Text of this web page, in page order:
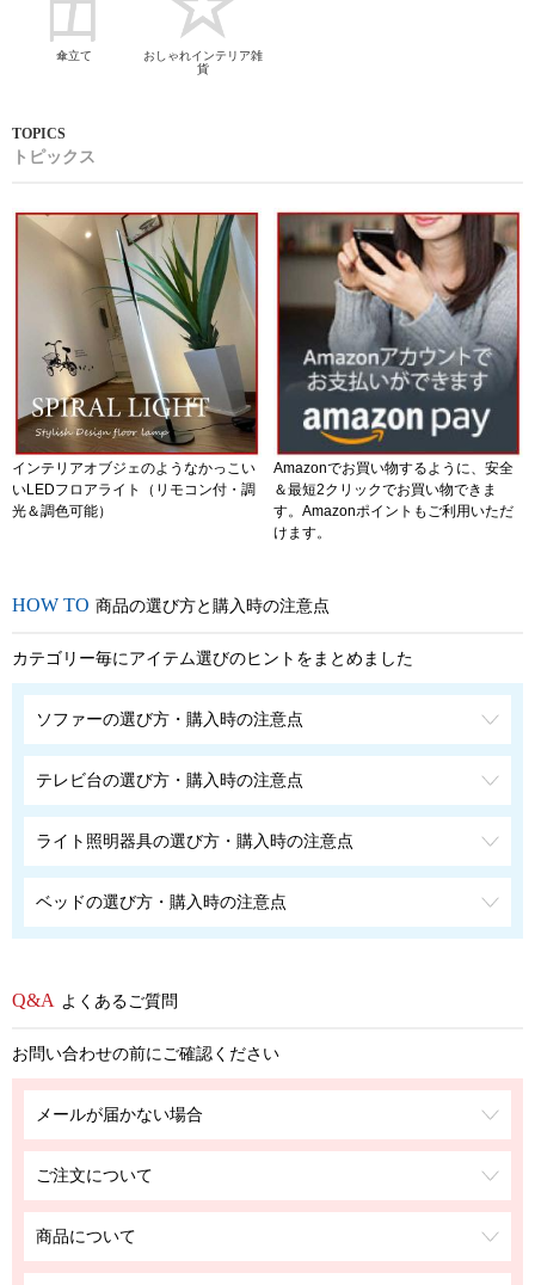
傘立て
おしゃれインテリア雑
貨
トピックス
インテリアオブジェのようなかっこい
いLEDフロアライト（リモコン付・調
光＆調色可能）
Amazonでお買い物するように、安全
＆最短2クリックでお買い物できま
す。Amazonポイントもご利用いただ
けます。
商品の選び方と購入時の注意点
カテゴリー毎にアイテム選びのヒントをまとめました
ソファーの選び方・購入時の注意点
テレビ台の選び方・購入時の注意点
ライト照明器具の選び方・購入時の注意点
ベッドの選び方・購入時の注意点
よくあるご質問
お問い合わせの前にご確認ください
メールが届かない場合
ご注文について
商品について